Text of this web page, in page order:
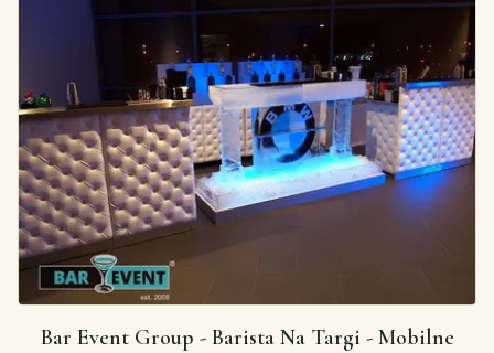
Bar Event Group - Barista Na Targi - Mobilne